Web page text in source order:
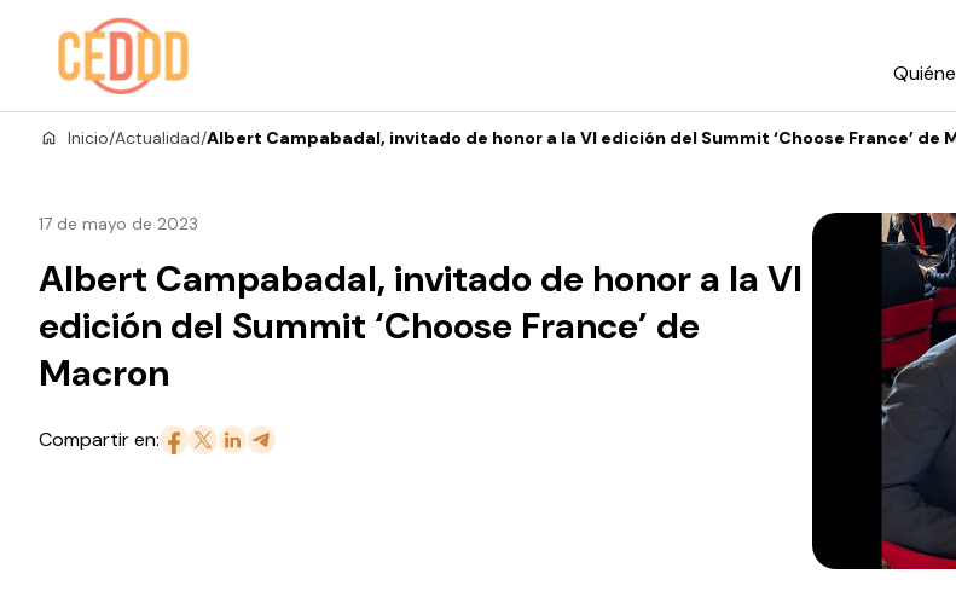
Saltar al contenido
Inicio/Actualidad/Albert Campabadal, invitado de honor a la VI edición del Summit ‘Choose France’ de
17 de mayo de 2023
Albert Campabadal, invitado de honor a la VI
edición del Summit ‘Choose France’ de
Macron
Compartir en: